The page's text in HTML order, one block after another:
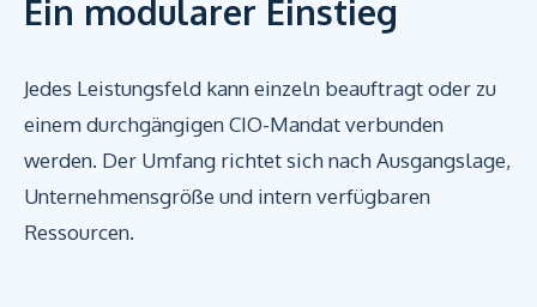
Ein modularer Einstieg
Jedes Leistungsfeld kann einzeln beauftragt oder zu
einem durchgängigen CIO-Mandat verbunden
werden. Der Umfang richtet sich nach Ausgangslage,
Unternehmensgröße und intern verfügbaren
Ressourcen.